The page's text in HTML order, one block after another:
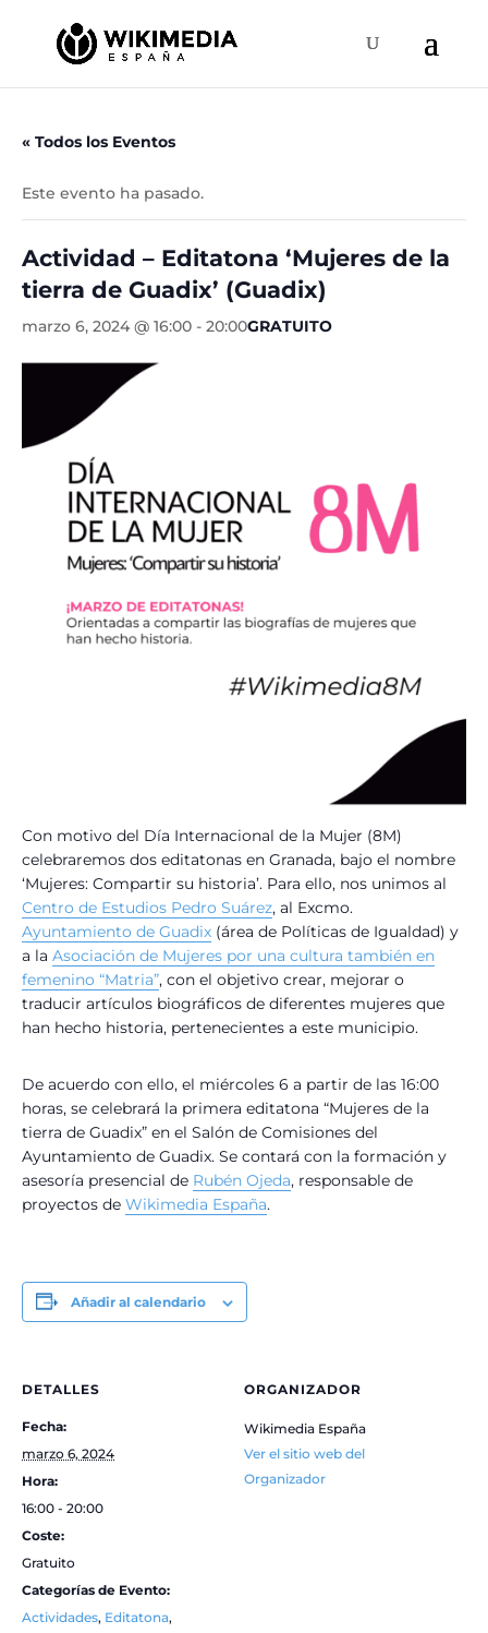
« Todos los Eventos
Este evento ha pasado.
Actividad – Editatona ‘Mujeres de la
tierra de Guadix’ (Guadix)
marzo 6, 2024 @ 16:00 - 20:00GRATUITO
Con motivo del Día Internacional de la Mujer (8M)
celebraremos dos editatonas en Granada, bajo el nombre
‘Mujeres: Compartir su historia’. Para ello, nos unimos al
Centro de Estudios Pedro Suárez, al Excmo.
Ayuntamiento de Guadix (área de Políticas de Igualdad) y
a la Asociación de Mujeres por una cultura también en
femenino “Matria”, con el objetivo crear, mejorar o
traducir artículos biográficos de diferentes mujeres que
han hecho historia, pertenecientes a este municipio.
De acuerdo con ello, el miércoles 6 a partir de las 16:00
horas, se celebrará la primera editatona “Mujeres de la
tierra de Guadix” en el Salón de Comisiones del
Ayuntamiento de Guadix. Se contará con la formación y
asesoría presencial de Rubén Ojeda, responsable de
proyectos de Wikimedia España.
Añadir al calendario
DETALLES
Fecha:
marzo 6, 2024
Hora:
16:00 - 20:00
Coste:
Gratuito
Categorías de Evento:
Actividades, Editatona,
ORGANIZADOR
Wikimedia España
Ver el sitio web del
Organizador